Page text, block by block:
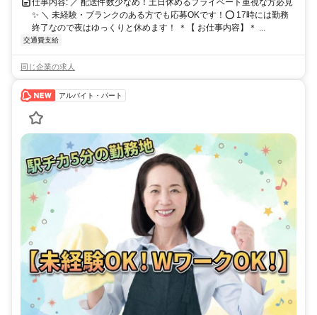
仕事内容: ／ 配送件数少なめ！土日休めるプライベート重視な方必見
✨ ＼ 未経験・ブランクのある方でも応募OKです！⭕️ 17時には勤務
終了なので夜はゆっくりと休めます！ ＊【 お仕事内容】＊ ...
交通費支給
同じ企業の求人
アルバイト・パート